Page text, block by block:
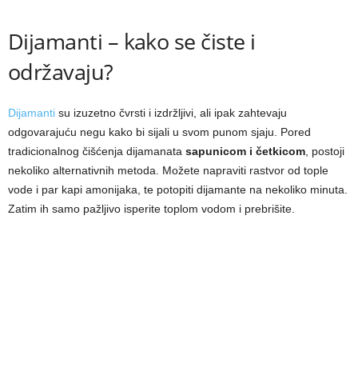
Dijamanti – kako se čiste i
održavaju?
Dijamanti su izuzetno čvrsti i izdržljivi, ali ipak zahtevaju
odgovarajuću negu kako bi sijali u svom punom sjaju. Pored
tradicionalnog čišćenja dijamanata sapunicom i četkicom , postoji
nekoliko alternativnih metoda. Možete napraviti rastvor od tople
vode i par kapi amonijaka, te potopiti dijamante na nekoliko minuta.
Zatim ih samo pažljivo isperite toplom vodom i prebrišite.